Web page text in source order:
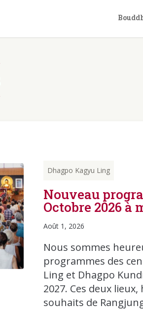
Dhagpo Kagyu Ling
Nouveau
Octobre 2026 à
Août 1, 2026
Nous sommes
programmes des
Ling et Dhagpo
2027. Ces deux
souhaits de